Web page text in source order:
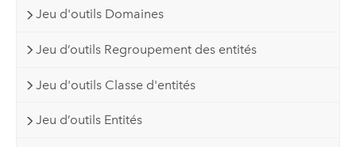
Jeu d'outils Domaines
Jeu d’outils Regroupement des entités
Jeu d'outils Classe d'entités
Jeu d’outils Entités